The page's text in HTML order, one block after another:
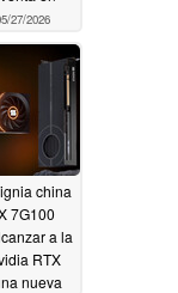
27/2026
china
7G100
a la
RTX
nueva